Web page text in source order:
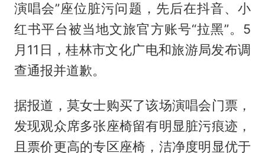
演唱会”座位脏污问题，先后在抖音、小
红书平台被当地文旅官方账号“拉黑”。5
月11日，桂林市文化广电和旅游局发布调
查通报并道歉。
据报道，莫女士购买了该场演唱会门票，
发现观众席多张座椅留有明显脏污痕迹，
且票价更高的专区座椅，洁净度明显优于